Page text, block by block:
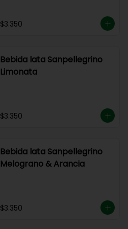
$3.350
Bebida lata Sanpellegrino
Limonata
$3.350
Bebida lata Sanpellegrino
Melograno & Arancia
$3.350